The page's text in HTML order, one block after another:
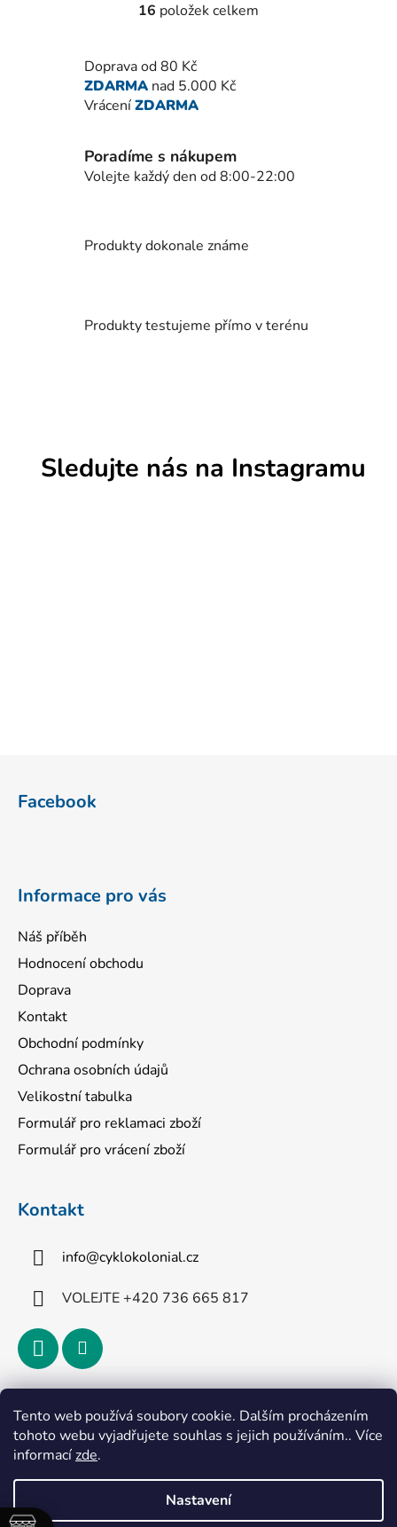
Tento web používá soubory cookie. Dalším procházením
tohoto webu vyjadřujete souhlas s jejich používáním.. Více
informacízde.
Nastavení
O
á
d
a
í
p
y
i
16 položek celkem
Doprava od 80 Kč
ZDARMA nad 5.000 Kč
VráceníZDARMA
Poradíme s nákupem
Volejte každý den od 8:00-22:00
Produkty dokonale známe
Produkty testujeme přímo v terénu
Sledujte nás na Instagramu
Facebook
Informace pro vás
Náš příběh
Hodnocení obchodu
Doprava
Kontakt
Obchodní podmínky
Ochrana osobních údajů
Velikostní tabulka
Formulář pro reklamaci zboží
Formulář pro vrácení zboží
Kontakt
info@cyklokolonial.cz
VOLEJTE +420 736 665 817
Přijímáme online platby